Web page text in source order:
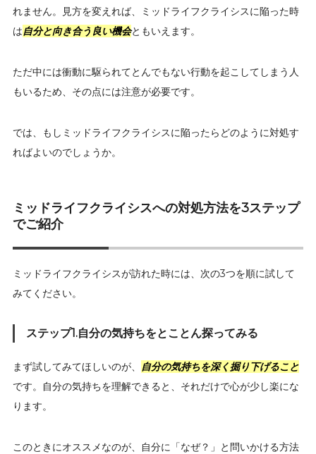
れません。見方を変えれば、ミッドライフクライシスに陥った時
は自分と向き合う良い機会ともいえます。
ただ中には衝動に駆られてとんでもない行動を起こしてしまう人
もいるため、その点には注意が必要です。
では、もしミッドライフクライシスに陥ったらどのように対処す
ればよいのでしょうか。
ミッドライフクライシスへの対処方法を3ステップ
でご紹介
ミッドライフクライシスが訪れた時には、次の3つを順に試して
みてください。
ステップ1.自分の気持ちをとことん探ってみる
まず試してみてほしいのが、
自分の気持ちを深く掘り下げること
です。自分の気持ちを理解できると、それだけで心が少し楽にな
ります。
このときにオススメなのが、自分に「なぜ？」と問いかける方法